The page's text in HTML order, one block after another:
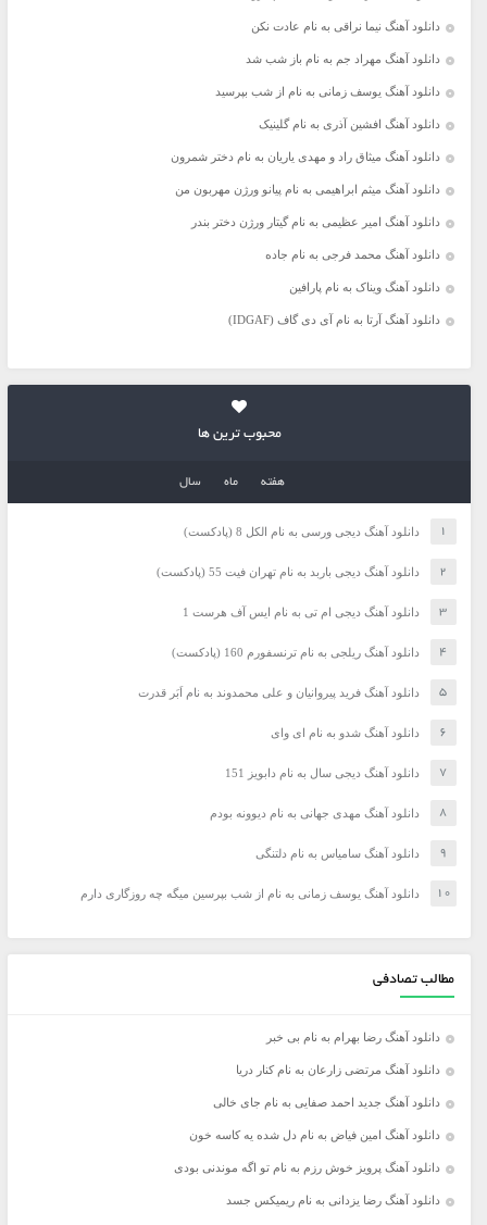
دانلود آهنگ نیما نراقی به نام عادت نکن
دانلود آهنگ مهراد جم به نام باز شب شد
دانلود آهنگ یوسف زمانی به نام از شب بپرسید
دانلود آهنگ افشین آذری به نام گلینیک
دانلود آهنگ میثاق راد و مهدی یاریان به نام دختر شمرون
دانلود آهنگ میثم ابراهیمی به نام پیانو ورژن مهربون من
دانلود آهنگ امیر عظیمی به نام گیتار ورژن دختر بندر
دانلود آهنگ محمد فرجی به نام جاده
دانلود آهنگ ویناک به نام پارافین
دانلود آهنگ آرتا به نام آی دی گاف (IDGAF)
محبوب ترین ها
هفته ماه سال
دانلود آهنگ دیجی ورسی به نام الکل 8 (پادکست)
دانلود آهنگ دیجی باربد به نام تهران فیت 55 (پادکست)
دانلود آهنگ دیجی ام تی به نام ایس آف هرست 1
دانلود آهنگ ریلجی به نام ترنسفورم 160 (پادکست)
دانلود آهنگ فرید پیروانیان و علی محمدوند به نام اَبَر قدرت
دانلود آهنگ شدو به نام ای وای
دانلود آهنگ دیجی سال به نام دابویز 151
دانلود آهنگ مهدی جهانی به نام دیوونه بودم
دانلود آهنگ سامیاس به نام دلتنگی
دانلود آهنگ یوسف زمانی به نام از شب بپرسین میگه چه روزگاری دارم
مطالب تصادفی
دانلود آهنگ رضا بهرام به نام بی خبر
دانلود آهنگ مرتضی زارعان به نام کنار دریا
دانلود آهنگ جدید احمد صفایی به نام جای خالی
دانلود آهنگ امین فیاض به نام دل شده یه کاسه خون
دانلود آهنگ پرویز خوش رزم به نام تو اگه موندنی بودی
دانلود آهنگ رضا یزدانی به نام ریمیکس جسد